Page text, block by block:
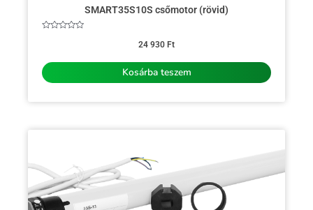
SMART35S10S csőmotor (rövid)
24 930 Ft
Kosárba teszem